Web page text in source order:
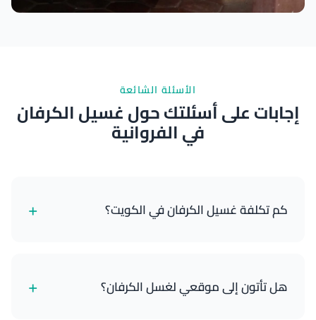
الأسئلة الشائعة
إجابات على أسئلتك حول غسيل الكرفان
في الفروانية
كم تكلفة غسيل الكرفان في الكويت؟ +
المتنقلة الكبيرة مع التفصيل الكامل. تعتمد الأسعار على
هل تأتون إلى موقعي لغسل الكرفان؟ +